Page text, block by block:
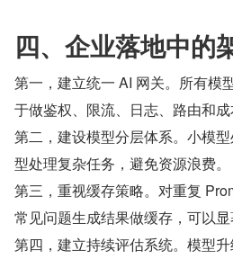
四、企业落地中的
第一，建立统一 AI 网关。所有模
于做鉴权、限流、日志、路由和成
第二，建设模型分层体系。小模
型处理复杂任务，避免资源浪费。
第三，重视缓存策略。对重复
常见问题生成结果做缓存，可以显
第四，建立持续评估系统。模型